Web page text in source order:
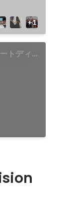
トディ